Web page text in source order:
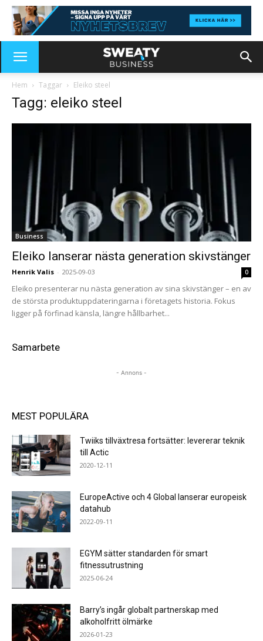
Hem Taggar Eleiko steel
Tagg: eleiko steel
Business
Eleiko lanserar nästa generation skivstänger
Henrik Valis - 2025-09-03 0
Eleiko presenterar nu nästa generation av sina skivstänger – en av
de största produktuppdateringarna i företagets historia. Fokus
ligger på förfinad känsla, längre hållbarhet...
Samarbete
- Annons -
MEST POPULÄRA
Twiiks tillväxtresa fortsätter: levererar teknik
till Actic
2020-12-11
EuropeActive och 4 Global lanserar europeisk
datahub
2022-09-11
EGYM sätter standarden för smart
fitnessutrustning
2025-06-24
Barry’s ingår globalt partnerskap med
alkoholfritt ölmärke
2026-01-23